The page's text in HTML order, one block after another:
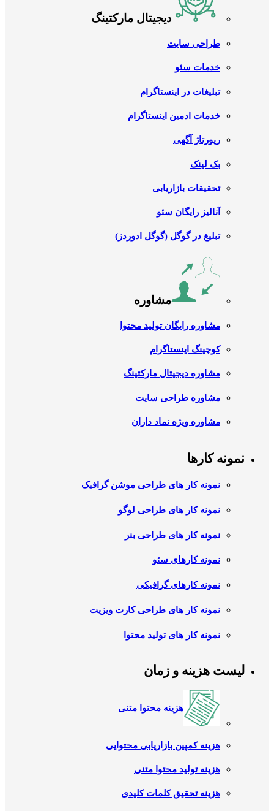
دیجیتال مارکتینگ
طراحی سایت
خدمات سئو
تبلیغات در اینستاگرام
خدمات ادمین اینستاگرام
رپورتاژ آگهی
بک لینک
تحقیقات بازاریابی
آنالیز رایگان سئو
تبلیغ در گوگل (گوگل ادوردز)
مشاوره
مشاوره رایگان تولید محتوا
کوچینگ اینستاگرام
مشاوره دیجیتال مارکتینگ
مشاوره طراحی سایت
مشاوره ویژه نماد داران
نمونه کارها
نمونه کار های طراحی موشن گرافیک
نمونه کار های طراحی لوگو
نمونه کار های طراحی بنر
نمونه کارهای سئو
نمونه کارهای گرافیکی
نمونه کار های طراحی کارت ویزیت
نمونه کار های تولید محتوا
لیست هزینه و زمان
هزینه محتوا متنی
هزینه کمپین بازاریابی محتوایی
هزینه تولید محتوا متنی
هزینه تحقیق کلمات کلیدی